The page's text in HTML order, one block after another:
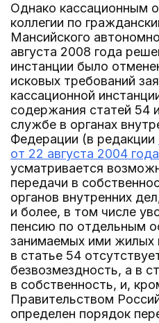
Однако кассационным
коллегии по
Мансийского
августа 2008 года
инстанции было
исковых требований
кассационной
содержания статей 54
службе в органах
Федерации (в редакции
от 22 августа 2004
усматривается
передачи в
органов внутренних
и более, в том числе
пенсию по отдельным
занимаемых ими жилых
в статье 54
безвозмездность, а в
в собственность, и,
Правительством
определен порядок